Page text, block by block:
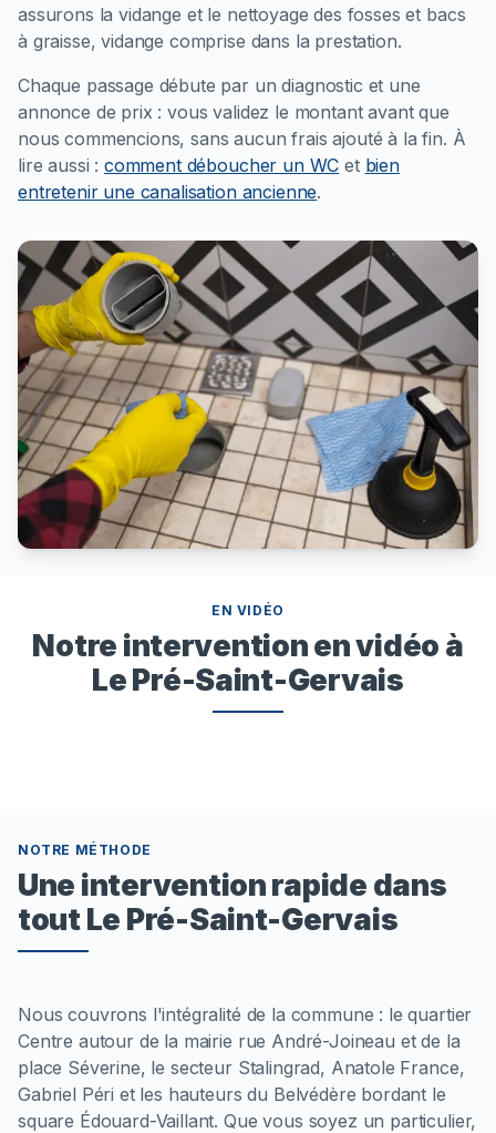
assurons la vidange et le nettoyage des fosses et bacs
à graisse, vidange comprise dans la prestation.
Chaque passage débute par un diagnostic et une
annonce de prix : vous validez le montant avant que
nous commencions, sans aucun frais ajouté à la fin. À
lire aussi : comment déboucher un WC et bien
entretenir une canalisation ancienne.
EN VIDÉO
Notre intervention en vidéo à
Le Pré-Saint-Gervais
NOTRE MÉTHODE
Une intervention rapide dans
tout Le Pré-Saint-Gervais
Nous couvrons l'intégralité de la commune : le quartier
Centre autour de la mairie rue André-Joineau et de la
place Séverine, le secteur Stalingrad, Anatole France,
Gabriel Péri et les hauteurs du Belvédère bordant le
square Édouard-Vaillant. Que vous soyez un particulier,